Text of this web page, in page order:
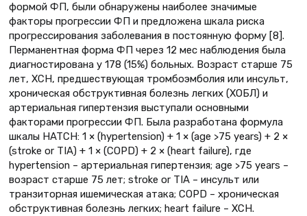
формой ФП, были обнаружены наиболее значимые
факторы прогрессии ФП и предложена шкала риска
прогрессирования заболевания в постоянную форму [8].
Перманентная форма ФП через 12 мес наблюдения была
диагностирована у 178 (15%) больных. Возраст старше 75
лет, ХСН, предшествующая тромбоэмболия или инсульт,
хроническая обструктивная болезнь легких (ХОБЛ) и
артериальная гипертензия выступали основными
факторами прогрессии ФП. Была разработана формула
шкалы HATCH: 1 × (hypertension) + 1 × (age >75 years) + 2 ×
(stroke or TIA) + 1 × (COPD) + 2 × (heart failure), где
hypertension – артериальная гипертензия; age >75 years –
возраст старше 75 лет; stroke or TIA – инсульт или
транзиторная ишемическая атака; COPD – хроническая
обструктивная болезнь легких; heart failure – ХСН.